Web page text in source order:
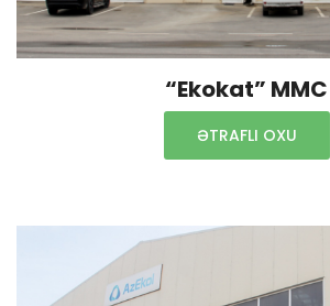
“Ekokat” MMC
ƏTRAFLI OXU